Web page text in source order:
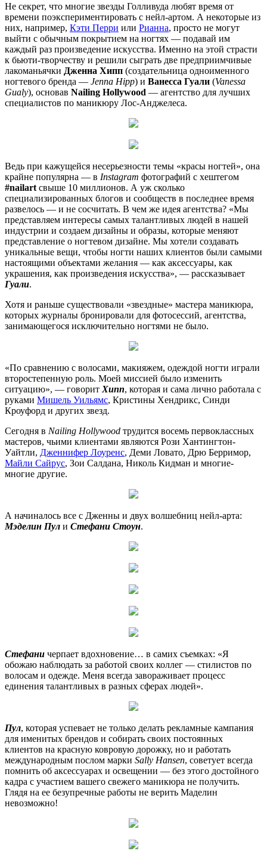
Не секрет, что многие звезды Голливуда любят время от
времени поэкспериментировать с нейл-артом. А некоторые из
них, например, Кэти Перри или Рианна, просто не могут
выйти с обычным покрытием на ногтях — подавай им
каждый раз произведение искусства. Именно на этой страсти
к бьюти-творчеству и решили сыграть две предприимчивые
лакоманьячки Дженна Хипп (создательница одноименного
ногтевого бренда — Jenna Hipp) и Ванесса Гуали (Vanessa
Gualy), основав Nailing Hollywood — агентство для лучших
специалистов по маникюру Лос-Анджелеса.
Ведь при кажущейся несерьезности темы «красы ногтей», она
крайне популярна — в Instagram фотографий с хештегом
#nailart свыше 10 миллионов. А уж сколько
специализированных блогов и сообществ в последнее время
развелось — и не сосчитать. В чем же идея агентства? «Мы
представляем интересы самых талантливых людей в нашей
индустрии и создаем дизайны и образы, которые меняют
представление о ногтевом дизайне. Мы хотели создавать
уникальные вещи, чтобы ногти наших клиентов были самыми
настоящими объектами желания — как аксессуары, как
украшения, как произведения искусства», — рассказывает
Гуали.
Хотя и раньше существовали «звездные» мастера маникюра,
которых журналы бронировали для фотосессий, агентства,
занимающегося исключительно ногтями не было.
«По сравнению с волосами, макияжем, одеждой ногти играли
второстепенную роль. Моей миссией было изменить
ситуацию», — говорит Хипп, которая и сама лично работала с
руками Мишель Уильямс, Кристины Хендрикс, Синди
Кроуфорд и других звезд.
Сегодня в Nailing Hollywood трудится восемь первоклассных
мастеров, чьими клиентами являются Рози Хантингтон-
Уайтли, Дженнифер Лоуренс, Деми Ловато, Дрю Берримор,
Майли Сайрус, Зои Салдана, Николь Кидман и многие-
многие другие.
А начиналось все с Дженны и двух волшебниц нейл-арта:
Мэделин Пул и Стефани Стоун.
Стефани черпает вдохновение… в самих съемках: «Я
обожаю наблюдать за работой своих коллег — стилистов по
волосам и одежде. Меня всегда завораживает процесс
единения талантливых в разных сферах людей».
Пул, которая успевает не только делать рекламные кампания
для именитых брендов и собирать своих постоянных
клиентов на красную ковровую дорожку, но и работать
международным послом марки Sally Hansen, советует всегда
помнить об аксессуарах и освещении — без этого достойного
кадра с участием вашего свежего маникюра не получить.
Глядя на ее безупречные работы не верить Маделин
невозможно!